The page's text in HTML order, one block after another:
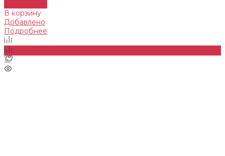
В корзину
Добавлено
Подробнее